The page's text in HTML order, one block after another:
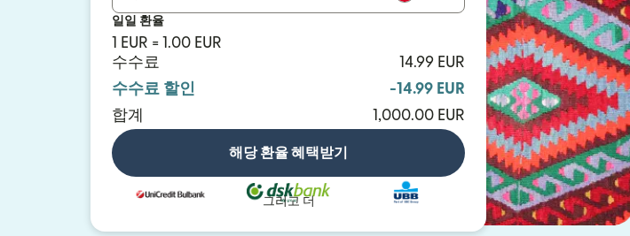
일일 환율
1 EUR = 1.00 EUR
수수료
14.99 EUR
수수료 할인
-14.99 EUR
합계
1,000.00 EUR
해당 환율 혜택받기
그리고 더